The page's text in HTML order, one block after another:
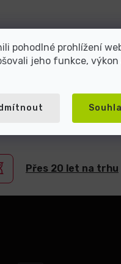
pohodlné prohlížení
jeho funkce, výkon
s více
Přes 20 let na trhu